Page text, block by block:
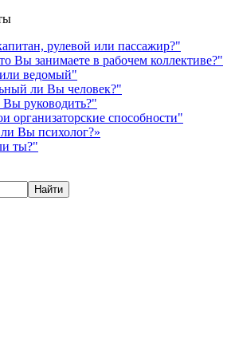
рулевой или пассажир?"
Вы занимаете в рабочем коллективе?"
ведомый"
ли Вы человек?"
Вы руководить?"
организаторские способности"
Вы психолог?»
ты?"
Найти